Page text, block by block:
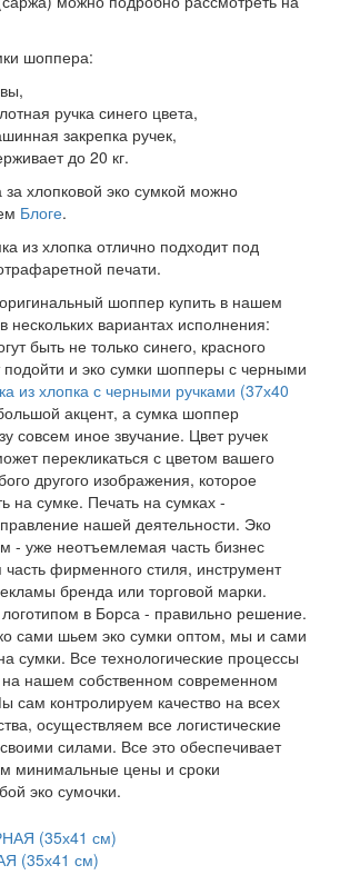
шоппера:
ручка синего цвета,
закрепка ручек,
до 20 кг.
хлопковой эко сумкой можно
Блоге.
из хлопка отлично подходит под
печати.
шоппер купить в нашем
нескольких вариантах исполнения:
быть не только синего, красного
подойти и эко сумки шопперы с черными
из хлопка с черными ручками (37х40
акцент, а сумка шоппер
совсем иное звучание. Цвет ручек
перекликаться с цветом вашего
другого изображения, которое
на сумке. Печать на сумках -
нашей деятельности. Эко
- уже неотъемлемая часть бизнес
часть фирменного стиля, инструмент
бренда или торговой марки.
логотипом в Борса - правильно решение.
сами шьем эко сумки оптом, мы и сами
сумки. Все технологические процессы
нашем собственном современном
сам контролируем качество на всех
осуществляем все логистические
силами. Все это обеспечивает
минимальные цены и сроки
эко сумочки.
(35х41 см)